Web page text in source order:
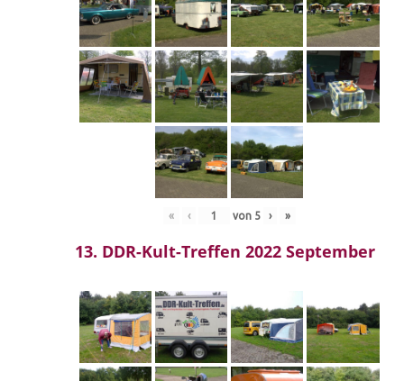
« ‹ von 5 › »
13. DDR-Kult-Treffen 2022 September